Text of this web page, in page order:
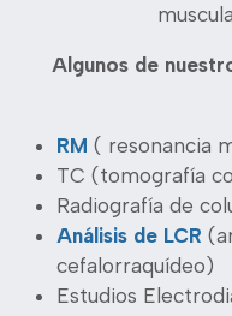
Algunos de
RM ( resonancia
TC (tomografía
Radiografía de
Análisis de LCR
cefalorraquídeo)
Estudios